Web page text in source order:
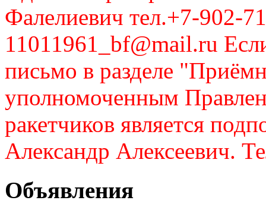
Фалелиевич тел.+7-902-
11011961_bf@mail.ru
письмо в разделе
уполномоченным
ракетчиков является
Александр Алексеевич.
Объявления